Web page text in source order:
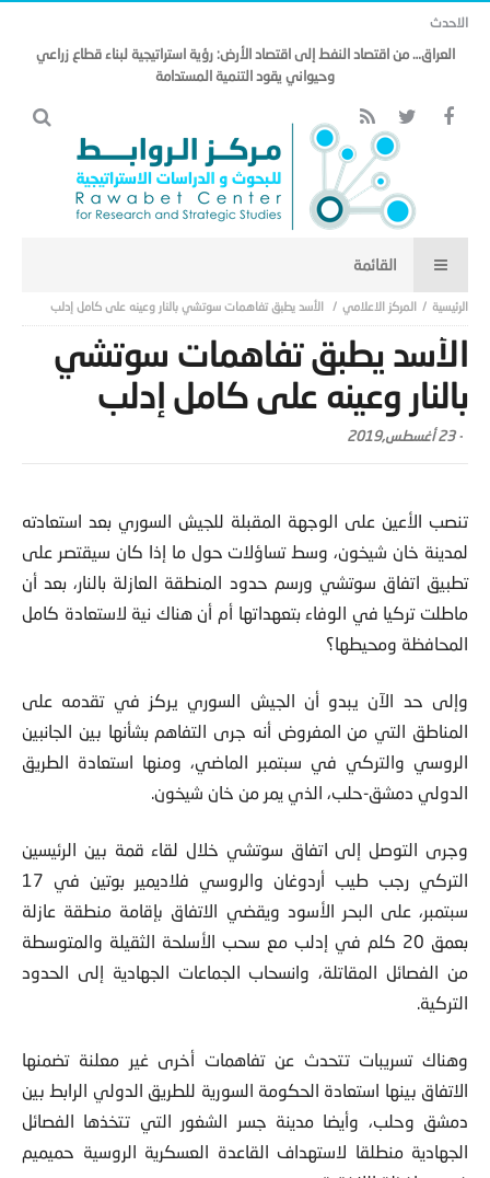
الاحدث
العراق… من اقتصاد النفط إلى اقتصاد الأرض: رؤية استراتيجية لبناء قطاع زراعي
وحيواني يقود التنمية المستدامة
المركز الاعلامي الأسد يطبق تفاهمات سوتشي بالنار وعينه على كامل إدلب
الأسد يطبق تفاهمات سوتشي
بالنار وعينه على كامل إدلب
-23 أغسطس,2019
تنصب الأعين على الوجهة المقبلة للجيش السوري بعد استعادته
لمدينة خان شيخون، وسط تساؤلات حول ما إذا كان سيقتصر على
تطبيق اتفاق سوتشي ورسم حدود المنطقة العازلة بالنار، بعد أن
ماطلت تركيا في الوفاء بتعهداتها أم أن هناك نية لاستعادة كامل
المحافظة ومحيطها؟
وإلى حد الآن يبدو أن الجيش السوري يركز في تقدمه على
المناطق التي من المفروض أنه جرى التفاهم بشأنها بين الجانبين
الروسي والتركي في سبتمبر الماضي، ومنها استعادة الطريق
الدولي دمشق-حلب، الذي يمر من خان شيخون.
وجرى التوصل إلى اتفاق سوتشي خلال لقاء قمة بين الرئيسين
التركي رجب طيب أردوغان والروسي فلاديمير بوتين في 17
سبتمبر، على البحر الأسود ويقضي الاتفاق بإقامة منطقة عازلة
بعمق 20 كلم في إدلب مع سحب الأسلحة الثقيلة والمتوسطة
من الفصائل المقاتلة، وانسحاب الجماعات الجهادية إلى الحدود
التركية.
وهناك تسريبات تتحدث عن تفاهمات أخرى غير معلنة تضمنها
الاتفاق بينها استعادة الحكومة السورية للطريق الدولي الرابط بين
دمشق وحلب، وأيضا مدينة جسر الشغور التي تتخذها الفصائل
الجهادية منطلقا لاستهداف القاعدة العسكرية الروسية حميميم